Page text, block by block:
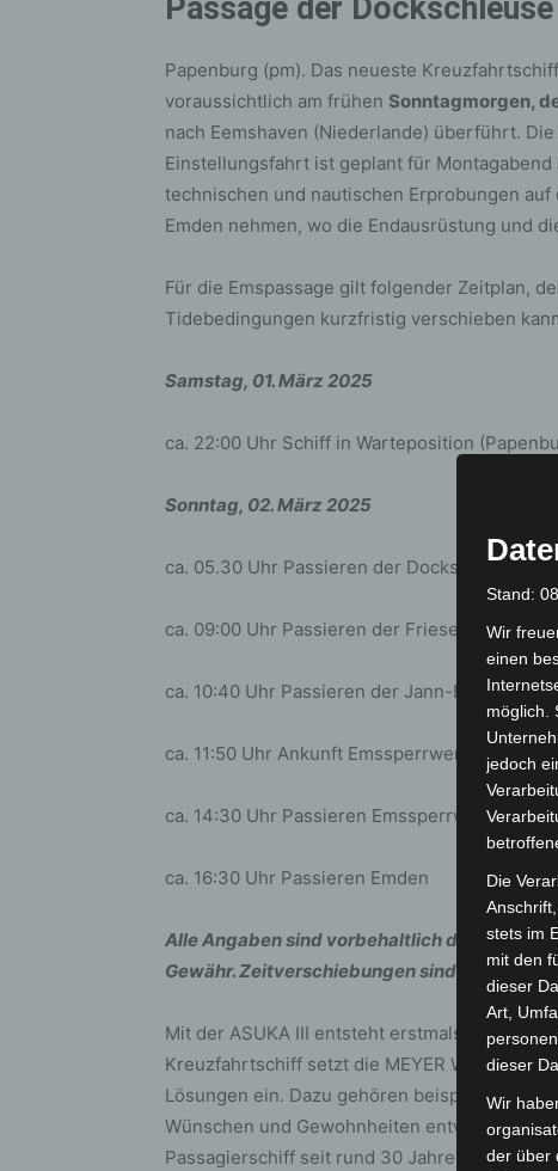
Passage der Dockschleuse
Papenburg (pm). Das neueste
voraussichtlich am frühen Sonntagmorgen,
nach Eemshaven (Niederlande) überführt.
Einstellungsfahrt ist geplant für
technischen und nautischen Erprobungen
Emden nehmen, wo die Endausrüstung und
Für die Emspassage gilt folgender Zeitplan,
Tidebedingungen kurzfristig verschieben
Samstag, 01. März 2025
ca. 22:00 Uhr Schiff in Warteposition
Sonntag, 02. März 2025
ca. 05.30 Uhr Passieren der Dockschleuse
ca. 09:00 Uhr Passieren der Friesenbrücke
ca. 10:40 Uhr Passieren der Jann-Berghaus-
ca. 11:50 Uhr Ankunft Emssperrwerk
ca. 14:30 Uhr Passieren Emssperrwerk
ca. 16:30 Uhr Passieren Emden
Alle Angaben sind vorbehaltlich der Wind-
Gewähr. Zeitverschiebungen sind auch
Mit der ASUKA III entsteht erstmals ein
Kreuzfahrtschiff setzt die MEYER WERFT
Lösungen ein. Dazu gehören beispielsweise
Wünschen und Gewohnheiten entwickelt
Passagierschiff seit rund 30 Jahren, das
Stand:
Wir
einen
möglich.
jedoch
Die
stets im
mit den
dieser
Art,
dieser
Wir
der über